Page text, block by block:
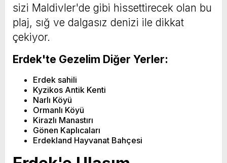
sizi Maldivler'de gibi hissettirecek olan bu
plaj, sığ ve dalgasız denizi ile dikkat
çekiyor.
Erdek'te Gezelim Diğer Yerler:
Erdek sahili
Kyzikos Antik Kenti
Narlı Köyü
Ormanlı Köyü
Kirazlı Manastırı
Gönen Kaplıcaları
Erdekland Hayvanat Bahçesi